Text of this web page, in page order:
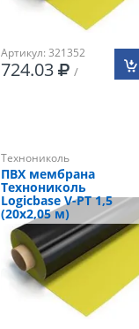
Артикул: 321352
724.03 /
Технониколь
ПВХ мембрана
Технониколь
Logicbase V-PT 1,5
(20х2,05 м)